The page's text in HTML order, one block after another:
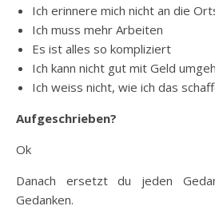
Ich erinnere mich nicht an die
Ich muss mehr Arbeiten
Es ist alles so kompliziert
Ich kann nicht gut mit Geld
Ich weiss nicht, wie ich das
Aufgeschrieben?
Ok
Danach ersetzt du jeden
Gedanken.